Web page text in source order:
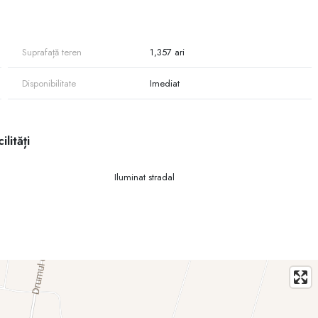
investiționale
Suprafață teren 1,357 ari
Disponibilitate Imediat
Iluminat stradal